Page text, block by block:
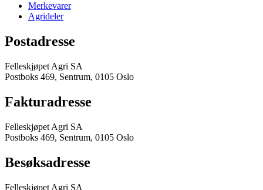
Merkevarer
Agrideler
Postadresse
Felleskjøpet Agri SA
Postboks 469, Sentrum, 0105 Oslo
Fakturadresse
Felleskjøpet Agri SA
Postboks 469, Sentrum, 0105 Oslo
Besøksadresse
Felleskjøpet Agri SA